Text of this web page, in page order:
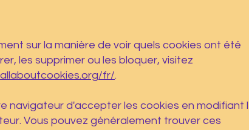
sur la manière de voir quels cookies ont été
les supprimer ou les bloquer, visitez
fr/.
navigateur d'accepter les cookies en modifiant
Vous pouvez généralement trouver ces